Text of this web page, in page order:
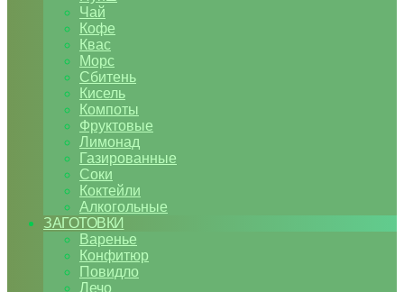
Чай
Кофе
Квас
Морс
Сбитень
Кисель
Компоты
Фруктовые
Лимонад
Газированные
Соки
Коктейли
Алкогольные
ЗАГОТОВКИ
Варенье
Конфитюр
Повидло
Лечо